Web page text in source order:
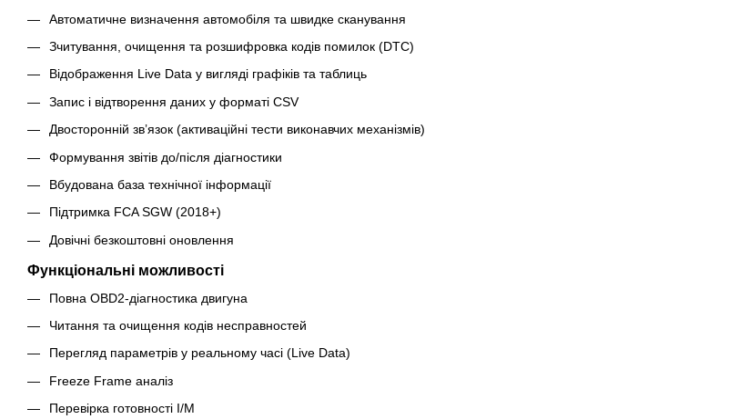
Автоматичне визначення автомобіля та швидке сканування
Зчитування, очищення та розшифровка кодів помилок (DTC)
Відображення Live Data у вигляді графіків та таблиць
Запис і відтворення даних у форматі CSV
Двосторонній зв’язок (активаційні тести виконавчих механізмів)
Формування звітів до/після діагностики
Вбудована база технічної інформації
Підтримка FCA SGW (2018+)
Довічні безкоштовні оновлення
Функціональні можливості
Повна OBD2-діагностика двигуна
Читання та очищення кодів несправностей
Перегляд параметрів у реальному часі (Live Data)
Freeze Frame аналіз
Перевірка готовності I/M